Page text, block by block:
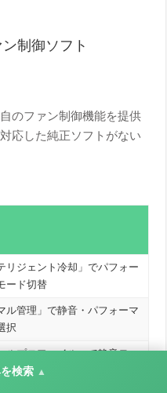
制御ソフト
のファン制御機能を提供
応した純正ソフトがない
リジェント冷却」でパフォー
ード切替
ル管理」で静音・パフォーマ
択
ルプロファイル」で静音モー
検索 ▲